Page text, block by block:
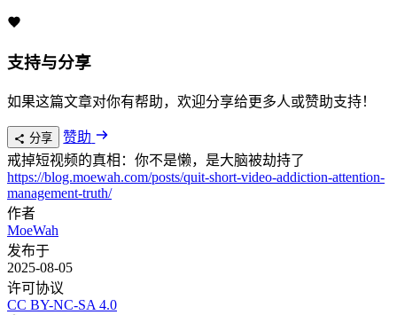
支持与分享
如果这篇文章对你有帮助，欢迎分享给更多人或赞助支持！
分享
赞助
戒掉短视频的真相：你不是懒，是大脑被劫持了
https://blog.moewah.com/posts/quit-short-video-addiction-attention-
management-truth/
作者
MoeWah
发布于
2025-08-05
许可协议
CC BY-NC-SA 4.0